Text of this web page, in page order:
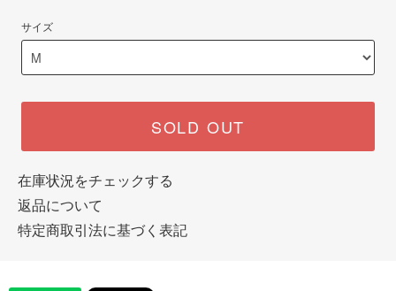
サイズ
SOLD OUT
在庫状況をチェックする
返品について
特定商取引法に基づく表記